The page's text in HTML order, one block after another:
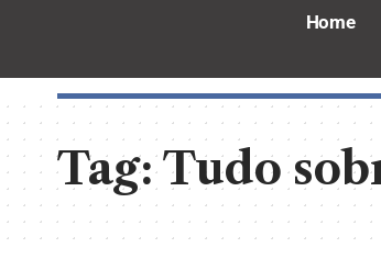
Home
Tag:Tudo